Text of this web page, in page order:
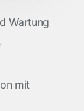
Wartung
mit